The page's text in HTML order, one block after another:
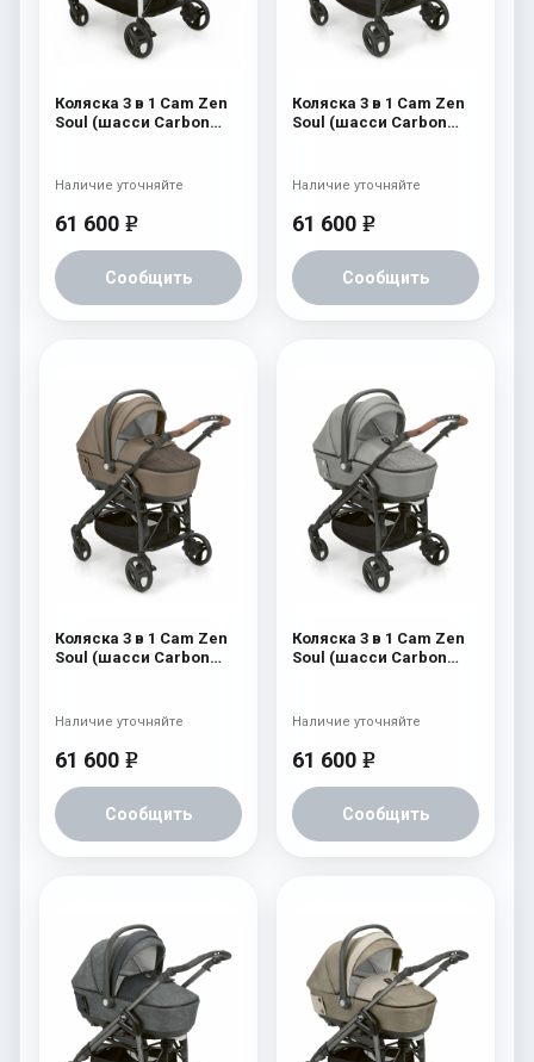
Коляска 3 в 1 Cam Zen
Soul (шасси Carbon
61 600 e
Сообщить
Наличие уточняйте
Коляска 3 в 1 Cam Zen
Soul (шасси Carbon
61 600 e
Сообщить
Наличие уточняйте
Коляска 3 в 1 Cam Zen
Soul (шасси Carbon
61 600 e
Сообщить
Наличие уточняйте
Коляска 3 в 1 Cam Zen
Soul (шасси Carbon
61 600 e
Сообщить
Наличие уточняйте